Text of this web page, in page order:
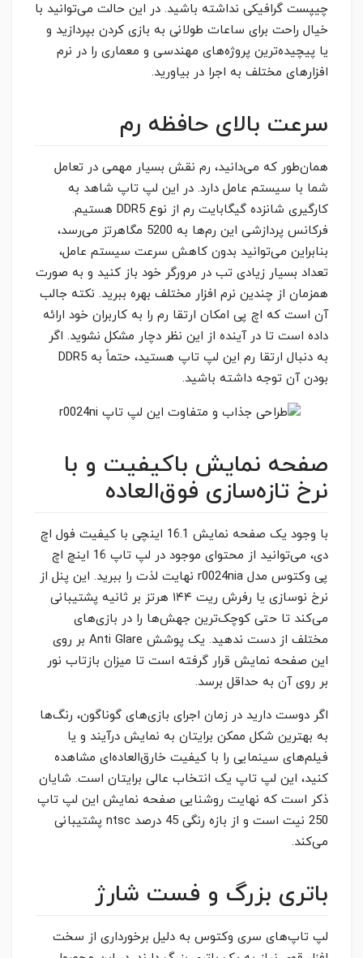
چیپست گرافیکی نداشته باشید. در این حالت می‌توانید با
خیال راحت برای ساعات طولانی به بازی کردن بپردازید و
یا پیچیده‌ترین پروژه‌های مهندسی و معماری را در نرم
افزارهای مختلف به اجرا در بیاورید.
سرعت بالای حافظه رم
همان‌طور که می‌دانید، رم نقش بسیار مهمی در تعامل
شما با سیستم عامل دارد. در این لپ تاپ شاهد به
کارگیری شانزده گیگابایت رم از نوع DDR5 هستیم.
فرکانس پردازشی این رم‌ها به 5200 مگاهرتز می‌رسد،
بنابراین می‌توانید بدون کاهش سرعت سیستم عامل،
تعداد بسیار زیادی تب در مرورگر خود باز کنید و به صورت
همزمان از چندین نرم افزار مختلف بهره ببرید. نکته جالب
آن است که اچ پی امکان ارتقا رم را به کاربران خود ارائه
داده است تا در آینده از این نظر دچار مشکل نشوید. اگر
به دنبال ارتقا رم این لپ تاپ هستید، حتماً به DDR5
بودن آن توجه داشته باشید.
صفحه نمایش باکیفیت و با
نرخ تازه‌سازی فوق‌العاده
با وجود یک صفحه نمایش 16.1 اینچی با کیفیت فول اچ
دی، می‌توانید از محتوای موجود در لپ تاپ 16 اینچ اچ
پی وکتوس مدل r0024nia نهایت لذت را ببرید. این پنل از
نرخ نوسازی یا رفرش ریت ۱۴۴ هرتز بر ثانیه پشتیبانی
می‌کند تا حتی کوچک‌ترین جهش‌ها را در بازی‌های
مختلف از دست ندهید. یک پوشش Anti Glare بر روی
این صفحه نمایش قرار گرفته است تا میزان بازتاب نور
بر روی آن به حداقل برسد.
اگر دوست دارید در زمان اجرای بازی‌های گوناگون، رنگ‌ها
به بهترین شکل ممکن برایتان به نمایش در‌آیند و یا
فیلم‌های سینمایی را با کیفیت خارق‌العاده‌ای مشاهده
کنید، این لپ تاپ یک انتخاب عالی برایتان است. شایان
ذکر است که نهایت روشنایی صفحه نمایش این لپ تاپ
250 نیت است و از بازه رنگی 45 درصد ntsc پشتیبانی
می‌کند.
باتری بزرگ و فست شارژ
لپ تاپ‌های سری وکتوس به دلیل برخورداری از سخت